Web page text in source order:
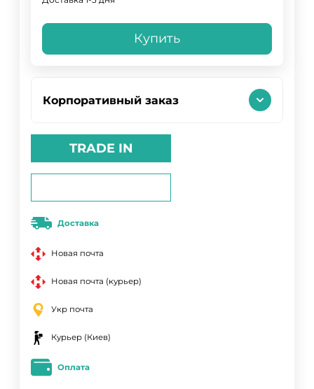
Купить
Корпоративный заказ
TRADE IN
Доставка
Новая почта
Новая почта (курьер)
Укр почта
Курьер (Киев)
Оплата